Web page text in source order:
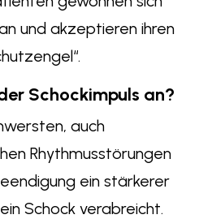
und akzeptieren ihren
Schockimpuls an?
auch
Rhythmusstörungen
ein stärkerer
Schock verabreicht.